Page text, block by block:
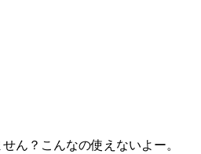
ん？こんなの使えないよー。